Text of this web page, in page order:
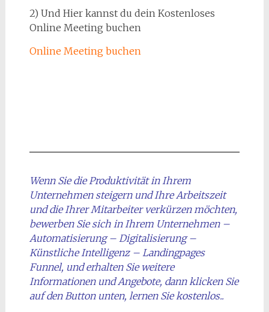
2) Und Hier kannst du dein Kostenloses
Online Meeting buchen
Online Meeting buchen
Wenn Sie die Produktivität in Ihrem
Unternehmen steigern und Ihre Arbeitszeit
und die Ihrer Mitarbeiter verkürzen möchten,
bewerben Sie sich in Ihrem Unternehmen –
Automatisierung – Digitalisierung –
Künstliche Intelligenz – Landingpages
Funnel, und erhalten Sie weitere
Informationen und Angebote, dann klicken Sie
auf den Button unten, lernen Sie kostenlos..